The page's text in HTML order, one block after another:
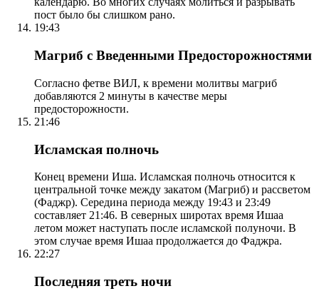
пост было бы слишком рано.
19:43
Магриб с Введенными Предосторожностями
Согласно фетве ВИЛ, к времени молитвы магриб
добавляются 2 минуты в качестве меры
предосторожности.
21:46
Исламская полночь
Конец времени Иша. Исламская полночь относится к
центральной точке между закатом (Магриб) и рассветом
(Фаджр). Середина периода между 19:43 и 23:49
составляет 21:46. В северных широтах время Ишаа
летом может наступать после исламской полуночи. В
этом случае время Ишаа продолжается до Фаджра.
22:27
Последняя треть ночи